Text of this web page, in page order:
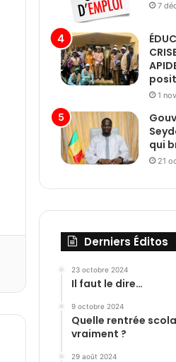
7
1
qui
21
Derniers Éditos
23 octobre 2024
Il faut le dire…
9 octobre 2024
Quelle rentrée
vraiment ?
29 août 2024